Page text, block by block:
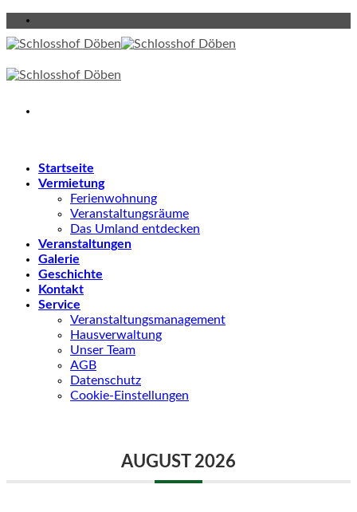
Skip
to
content
Startseite
Vermietung
Ferienwohnung
Veranstaltungsräume
Das Umland entdecken
Veranstaltungen
Galerie
Geschichte
Kontakt
Service
Veranstaltungsmanagement
Hausverwaltung
Unser Team
AGB
Datenschutz
Cookie-Einstellungen
AUGUST 2026